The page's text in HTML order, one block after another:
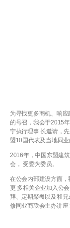
为寻找更多商机、响
的号召，我会于2015
宁执行理事 长邀请，
盟10国代表及当地同
2016年，中国东盟建
会， 受委为委员。
在公会内部建设方面，
更 多相关企业加入公
拜、定期聚餐以及和
修同业商联会主办讲座